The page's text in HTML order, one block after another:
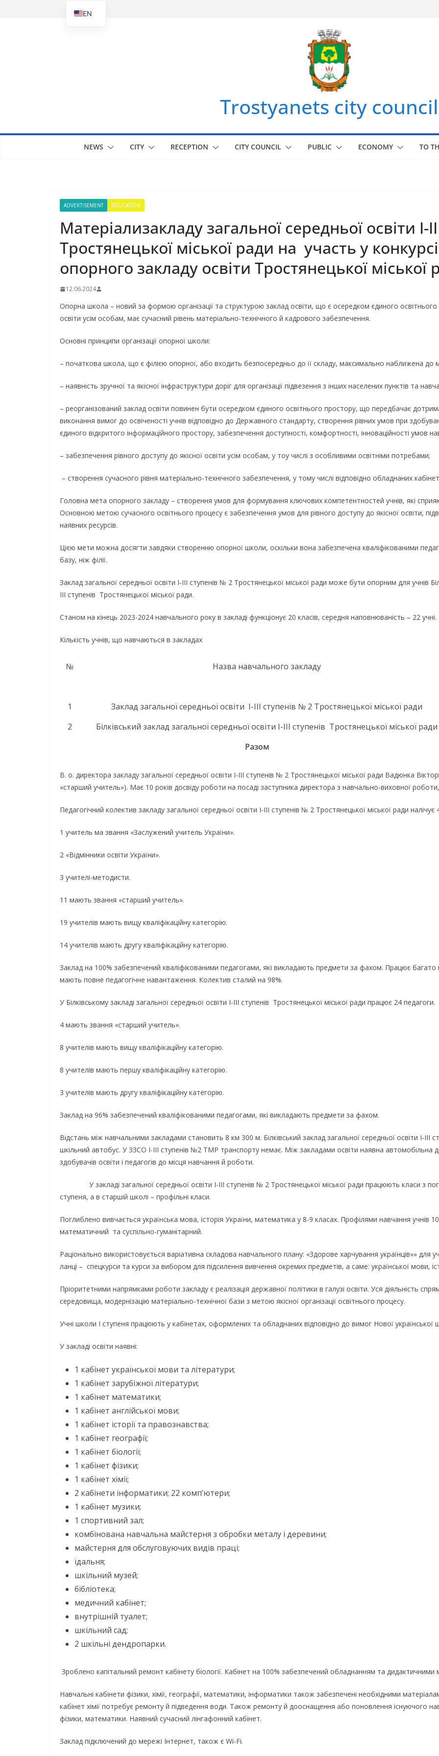
Trostyanets city council
NEWS CITY RECEPTION CITY COUNCIL PUBLIC ECONOMY TO
ADVERTISEMENT EDUCATION
Матеріализакладу загальної середньої освіти І-
Тростянецької міської ради на участь у
опорного закладу освіти Тростянецької міської
12.06.2024
Опорна школа – новий за формою організації та структурою заклад освіти, що є осередком єдиного освітнього
освіти усім особам, має сучасний рівень матеріально-технічного й кадрового забезпечення.
Основні принципи організації опорної школи:
– початкова школа, що є філією опорної, або входить безпосередньо до її складу, максимально наближена до
– наявність зручної та якісної інфраструктури доріг для організації підвезення з інших населених пунктів та
– реорганізований заклад освіти повинен бути осередком єдиного освітнього простору, що передбачає
виконання вимог до освіченості учнів відповідно до Державного стандарту, створення рівних умов при
єдиного відкритого інформаційного простору, забезпечення доступності, комфортності, інноваційності умов
– забезпечення рівного доступу до якісної освіти усім особам, у тоу числі з особливими освітніми потребами;
– створення сучасного рівня матеріально-технічного забезпечення, у тому числі відповідно обладнаних
Головна мета опорного закладу – створення умов для формування ключових компетентностей учнів, які
Основною метою сучасного освітнього процесу є забезпечення умов для рівного доступу до якісної освіти,
наявних ресурсів.
Цією мети можна досягти завдяки створенню опорної школи, оскільки вона забезпечена кваліфікованими
базу, ніж філії.
Заклад загальної середньої освіти І-ІІІ ступенів № 2 Тростянецької міської ради може бути опорним для учнів
ІІІ ступенів Тростянецької міської ради.
Станом на кінець 2023-2024 навчального року в закладі функціонує 20 класів, середня наповнюваність – 22
Кількість учнів, що навчаються в закладах
№ Назва навчального закладу
1
Заклад загальної середньої освіти І-ІІІ ступенів № 2 Тростянецької міської ради
2
Білківський заклад загальної середньої освіти І-ІІІ ступенів Тростянецької міської ради
Разом
В. о. директора закладу загальної середньої освіти І-ІІІ ступенів № 2 Тростянецької міської ради Вадюнка
«старший учитель»). Має 10 років досвіду роботи на посаді заступника директора з навчально-виховної
Педагогічний колектив закладу загальної середньої освіти І-ІІІ ступенів № 2 Тростянецької міської ради налічує
1 учитель ма звання «Заслужений учитель України».
2 «Відмінники освіти України».
3 учителі-методисти.
11 мають звання «старший учитель».
19 учителів мають вищу кваліфікаційну категорію.
14 учителів мають другу кваліфікаційну категорію.
Заклад на 100% забезпечений кваліфікованими педагогами, які викладають предмети за фахом. Працює багато
мають повне педагогічне навантаження. Колектив сталий на 98%.
У Білківському закладі загальної середньої освіти І-ІІІ ступенів Тростянецької міської ради працює 24 педагоги.
4 мають звання «старший учитель».
8 учителів мають вищу кваліфікаційну категорію.
8 учителів мають першу кваліфікаційну категорію.
3 учителів мають другу кваліфікаційну категорію.
Заклад на 96% забезпечений кваліфікованими педагогами, які викладають предмети за фахом.
Відстань між навчальними закладами становить 8 км 300 м. Білківський заклад загальної середньої освіти І-ІІІ
шкільний автобус. У ЗЗСО І-ІІІ ступенів №2 ТМР транспорту немає. Між закладами освіти наявна автомобільна
здобувачів освіти і педагогів до місця навчання й роботи.
У закладі загальної середньої освіти І-ІІІ ступенів № 2 Тростянецької міської ради працюють класи з
ступеня, а в старшій школі – профільні класи.
Поглиблено вивчається українська мова, історія України, математика у 8-9 класах. Профілями навчання учнів
математичний та суспільно-гуманітарний.
Раціонально використовується варіативна складова навчального плану: «Здорове харчування українців»» для
ланці – спецкурси та курси за вибором для підсилення вивчення окремих предметів, а саме: української мови,
Пріоритетними напрямками роботи закладу є реалізація державної політики в галузі освіти. Уся діяльність
середовища, модернізацію матеріально-технічної бази з метою якісної організації освітнього процесу.
Учні школи І ступеня працюють у кабінетах, оформлених та обладнаних відповідно до вимог Нової української
У закладі освіти наявні:
1 кабінет української мови та літератури;
1 кабінет зарубіжної літератури;
1 кабінет математики;
1 кабінет англійської мови;
1 кабінет історії та правознавства;
1 кабінет географії;
1 кабінет біології;
1 кабінет фізики;
1 кабінет хімії;
2 кабінети інформатики; 22 комп’ютери;
1 кабінет музики;
1 спортивний зал;
комбінована навчальна майстерня з обробки металу і деревини;
майстерня для обслуговуючих видів праці;
їдальня;
шкільний музей;
бібліотека;
медичний кабінет;
внутрішній туалет;
шкільний сад;
2 шкільні дендропарки.
Зроблено капітальний ремонт кабінету біології. Кабінет на 100% забезпечений обладнанням та дидактичними
Навчальні кабінети фізики, хімії, географії, математики, інформатики також забезпечені необхідними
кабінет хімії потребує ремонту й підведення води. Також ремонту й дооснащення або поновлення існуючого
фізики, математики. Наявний сучасний лінгафонний кабінет.
Заклад підключений до мережі Інтернет, також є Wi-Fi.
EN